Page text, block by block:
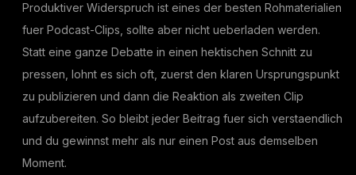
Produktiver Widerspruch ist eines der besten Rohmaterialien
fuer Podcast-Clips, sollte aber nicht ueberladen werden.
Statt eine ganze Debatte in einen hektischen Schnitt zu
pressen, lohnt es sich oft, zuerst den klaren Ursprungspunkt
zu publizieren und dann die Reaktion als zweiten Clip
aufzubereiten. So bleibt jeder Beitrag fuer sich verstaendlich
und du gewinnst mehr als nur einen Post aus demselben
Moment.